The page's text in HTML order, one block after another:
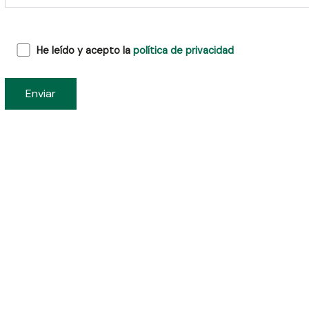
He leído y acepto lapolítica de privacidad